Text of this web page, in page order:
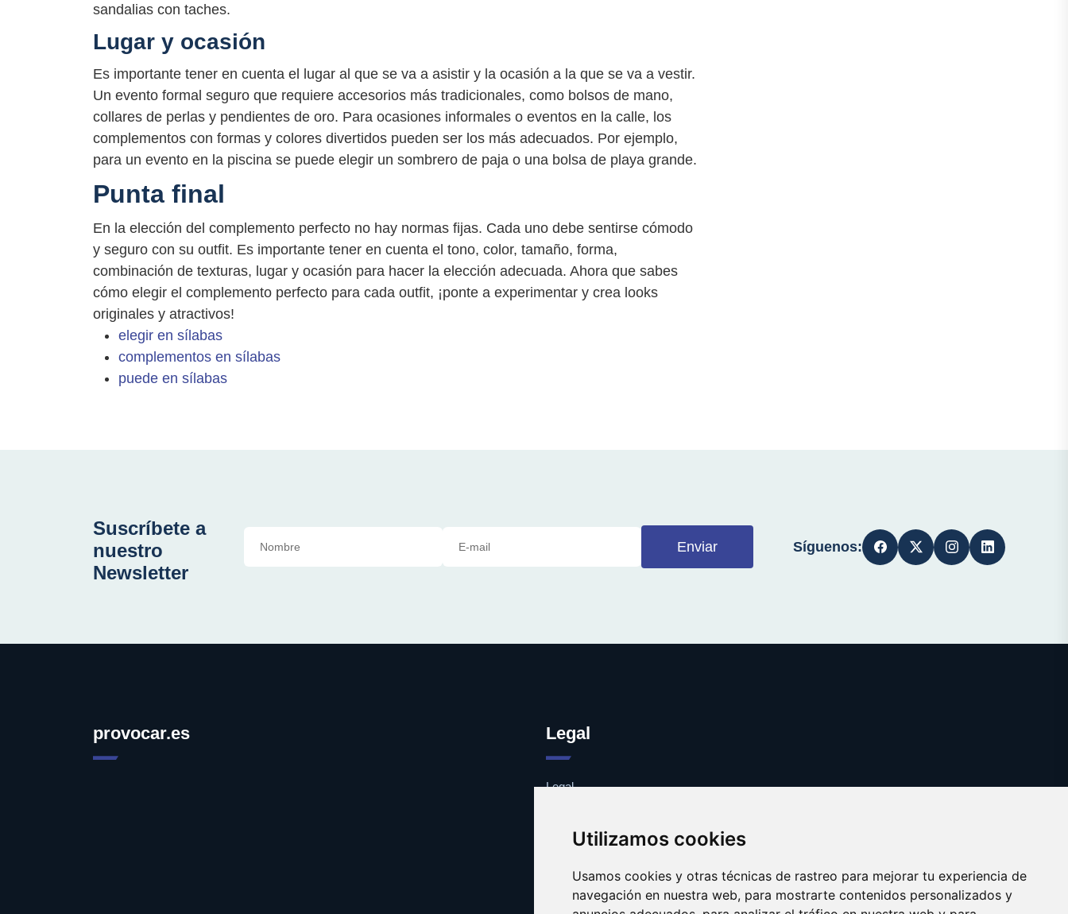
Utilizamos cookies
Usamos cookies y otras técnicas de rastreo para mejorar tu experiencia de
navegación en nuestra web, para mostrarte contenidos personalizados y
sandalias con taches.
Lugar y ocasión
Es importante tener en cuenta el lugar al que se va a asistir y la ocasión a la que se va a vestir.
Un evento formal seguro que requiere accesorios más tradicionales, como bolsos de mano,
collares de perlas y pendientes de oro. Para ocasiones informales o eventos en la calle, los
complementos con formas y colores divertidos pueden ser los más adecuados. Por ejemplo,
para un evento en la piscina se puede elegir un sombrero de paja o una bolsa de playa grande.
Punta final
En la elección del complemento perfecto no hay normas fijas. Cada uno debe sentirse cómodo
y seguro con su outfit. Es importante tener en cuenta el tono, color, tamaño, forma,
combinación de texturas, lugar y ocasión para hacer la elección adecuada. Ahora que sabes
cómo elegir el complemento perfecto para cada outfit, ¡ponte a experimentar y crea looks
originales y atractivos!
elegir en sílabas
complementos en sílabas
puede en sílabas
Suscríbete a
nuestro
Newsletter
Enviar Síguenos:
provocar.es Legal
Legal
Contacto